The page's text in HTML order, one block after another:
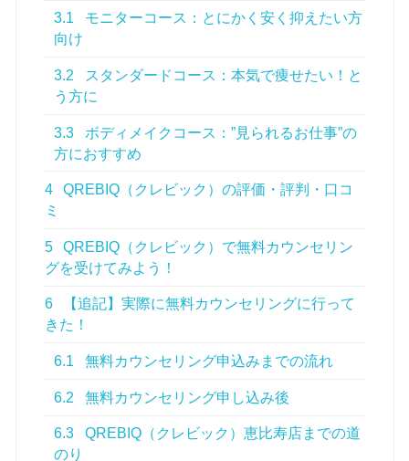
3.1
モニターコース：とにかく安く抑えたい方
向け
3.2
スタンダードコース：本気で痩せたい！と
う方に
3.3
ボディメイクコース：”見られるお仕事”の
方におすすめ
4
QREBIQ（クレビック）の評価・評判・口コ
ミ
5
QREBIQ（クレビック）で無料カウンセリン
グを受けてみよう！
6
【追記】実際に無料カウンセリングに行って
きた！
6.1 無料カウンセリング申込みまでの流れ
6.2 無料カウンセリング申し込み後
6.3
QREBIQ（クレビック）恵比寿店までの道
のり